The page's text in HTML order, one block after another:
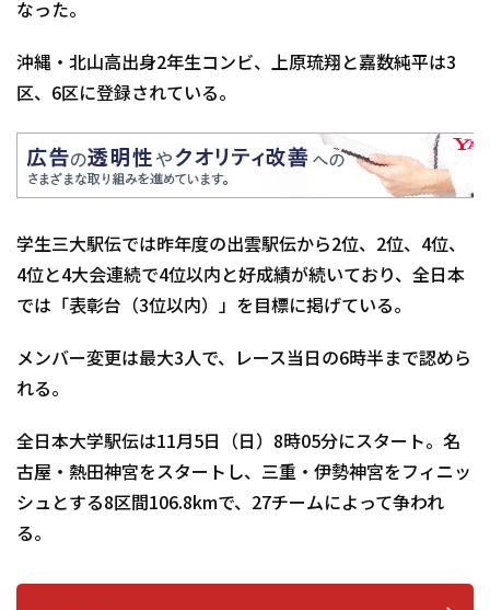
なった。
沖縄・北山高出身2年生コンビ、上原琉翔と嘉数純平は3
区、6区に登録されている。
学生三大駅伝では昨年度の出雲駅伝から2位、2位、4位、
4位と4大会連続で4位以内と好成績が続いており、全日本
では「表彰台（3位以内）」を目標に掲げている。
メンバー変更は最大3人で、レース当日の6時半まで認めら
れる。
全日本大学駅伝は11月5日（日）8時05分にスタート。名
古屋・熱田神宮をスタートし、三重・伊勢神宮をフィニッ
シュとする8区間106.8kmで、27チームによって争われ
る。